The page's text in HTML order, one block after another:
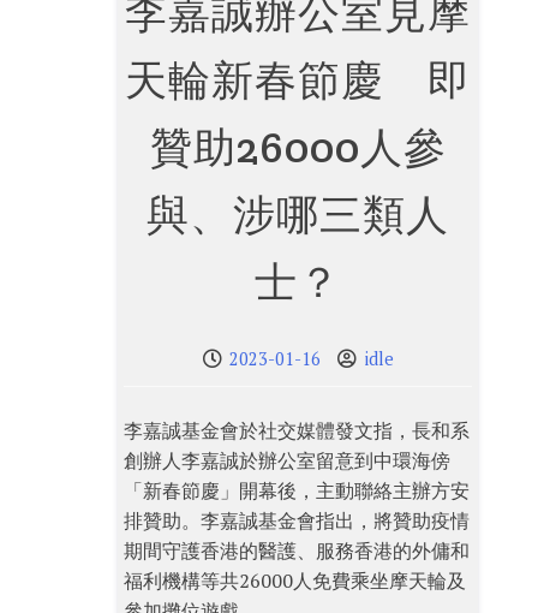
李嘉誠辦公室見摩
天輪新春節慶 即
贊助26000人參
與、涉哪三類人
士？
2023-01-16 idle
李嘉誠基金會於社交媒體發文指，長和系
創辦人李嘉誠於辦公室留意到中環海傍
「新春節慶」開幕後，主動聯絡主辦方安
排贊助。李嘉誠基金會指出，將贊助疫情
期間守護香港的醫護、服務香港的外傭和
福利機構等共26000人免費乘坐摩天輪及